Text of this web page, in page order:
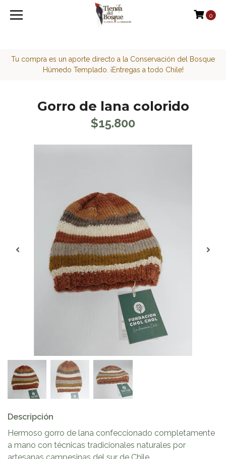
<script>function loadScript(a){var
Tu compra es un aporte directo a la Conservación del Bosque
Húmedo Templado. ¡Entregas a todo Chile!
0
Gorro de lana colorido
$15.800
Descripción
Hermoso gorro de lana confeccionado completamente
a mano con técnicas tradicionales naturales por